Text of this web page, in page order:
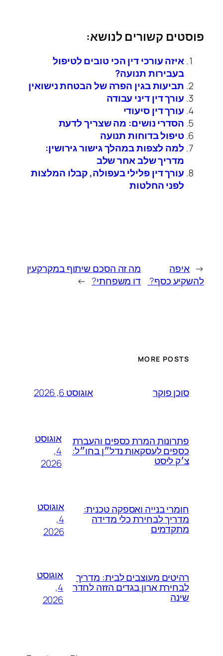
פוסטים קשורים לנושא:
איזה עורכי דין הכי טובים לטיפול
בעבירות תנועה?
תביעות בגין הפרה של הבטחת נישואין
עורך דין דיני עבודה
עורך דין סיעודי
הסדרי נושים: מה שצריך לדעת
טיפול בדוחות תנועה
למה לצפות במהלך גישור גירושין:
מדריך שלב אחר שלב
עורך דין פלילי בעפולה, קבלו המלצות
לפני החלטות
← איפה
להשקיע כסף?
מה זה הסכם שיתוף במקרקעין
דו משפחתי? →
MORE POSTS
סוכן פוקר אוגוסט 6, 2026
פתרונות המרת כספים והעברת
כספים לעסקאות נדל״ן בחו״ל:
צ׳ק ליסט
אוגוסט
4,
2026
חומרי בנייה ואספקה טכנית:
מדריך לבחירת כלי מדידה
מתקדמים
אוגוסט
4,
2026
רהיטים מעוצבים לבית: מדריך
לבחירת ארון בגדים הזזה לחדר
שינה
אוגוסט
4,
2026